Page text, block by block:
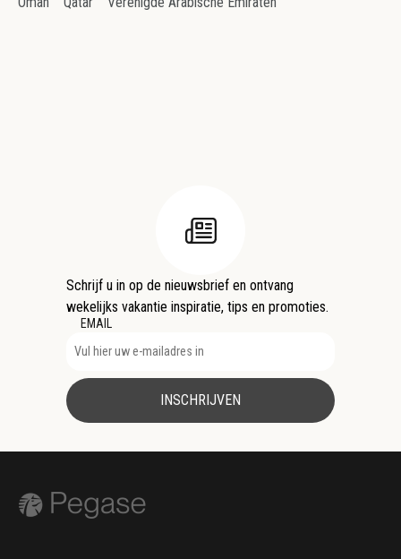
Schrijf u in op de nieuwsbrief en ontvang
wekelijks vakantie inspiratie, tips en promoties.
EMAIL
INSCHRIJVEN